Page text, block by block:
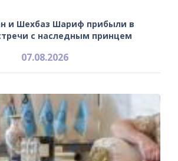
и Шехбаз Шариф прибыли в
с наследным принцем
07.08.2026